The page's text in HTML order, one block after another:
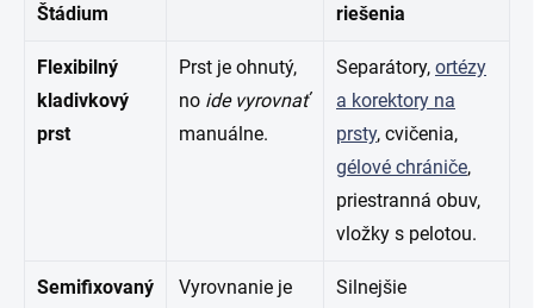
Štádium riešenia
Flexibilný
kladivkový
prst
Prst je ohnutý,
no ide vyrovnať
manuálne.
Separátory, ortézy
a korektory na
prsty, cvičenia,
gélové chrániče,
priestranná obuv,
vložky s pelotou.
Semifixovaný
Vyrovnanie je
Silnejšie